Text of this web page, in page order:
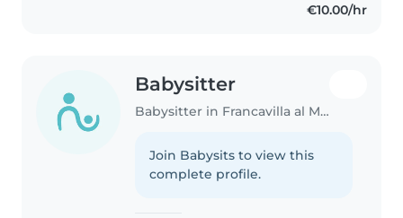
€10.00/hr
Babysitter
Babysitter in Francavilla al Mare
Join Babysits to view this
complete profile.